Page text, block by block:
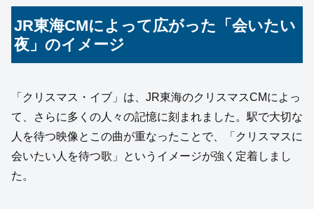
JR東海CMによって広がった「会いたい
夜」のイメージ
「クリスマス・イブ」は、JR東海のクリスマスCMによっ
て、さらに多くの人々の記憶に刻まれました。駅で大切な
人を待つ映像とこの曲が重なったことで、「クリスマスに
会いたい人を待つ歌」というイメージが強く定着しまし
た。